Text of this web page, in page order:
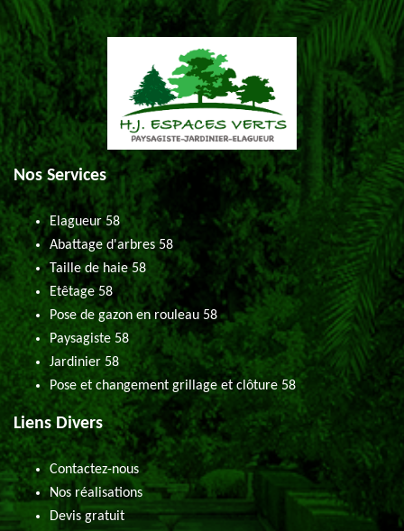
Nos Services
Elagueur 58
Abattage d'arbres 58
Taille de haie 58
Etêtage 58
Pose de gazon en rouleau 58
Paysagiste 58
Jardinier 58
Pose et changement grillage et clôture 58
Liens Divers
Contactez-nous
Nos réalisations
Devis gratuit